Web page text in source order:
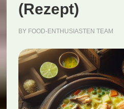
(Rezept)
BY FOOD-ENTHUSIASTEN TEAM